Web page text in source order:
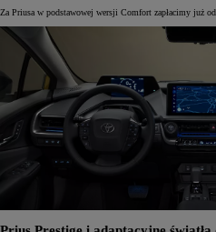
Za Priusa w podstawowej wersji Comfort zapłacimy już